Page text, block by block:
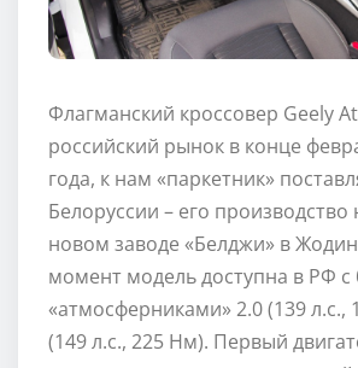
Флагманский кроссовер Geely
российский рынок в конце
года, к нам «паркетник»
Белоруссии – его
новом заводе «Белджи» в
момент модель доступна в РФ
«атмосферниками» 2.0 (139 л.с.,
(149 л.с., 225 Нм). Первый